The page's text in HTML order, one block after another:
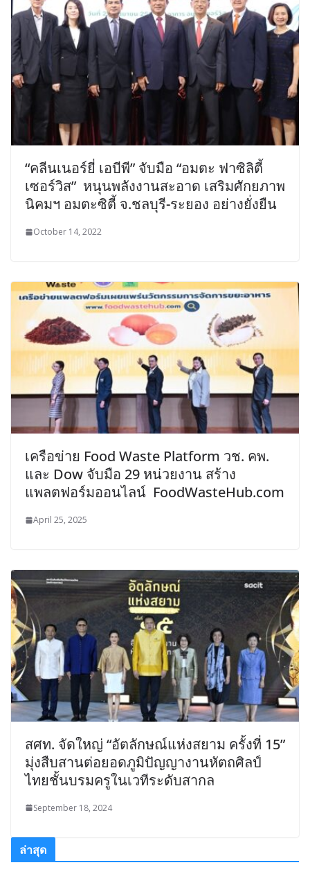
“คลีนเนอร์ยี่ เอบีพี” จับมือ “อมตะ ฟาซิลิตี้
เซอร์วิส” หนุนพลังงานสะอาด เสริมศักยภาพ
นิคมฯ อมตะซิตี้ จ.ชลบุรี-ระยอง อย่างยั่งยืน
October 14, 2022
เครือข่าย Food Waste Platform วช. คพ.
และ Dow จับมือ 29 หน่วยงาน สร้าง
แพลตฟอร์มออนไลน์ FoodWasteHub.com
April 25, 2025
สศท. จัดใหญ่ “อัตลักษณ์แห่งสยาม ครั้งที่ 15”
มุ่งสืบสานต่อยอดภูมิปัญญางานหัตถศิลป์
ไทยชั้นบรมครูในเวทีระดับสากล
September 18, 2024
ล่าสุด